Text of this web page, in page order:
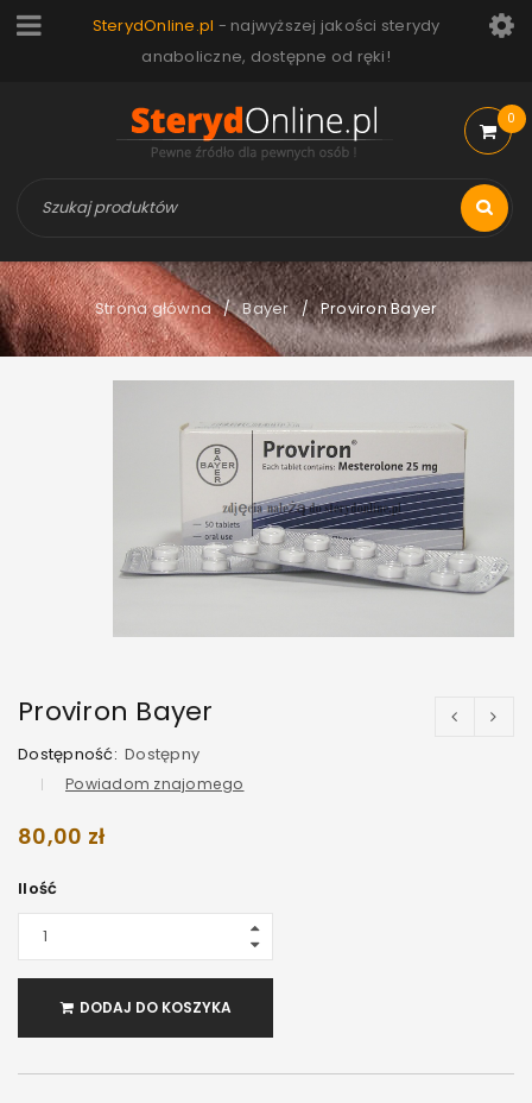
SterydOnline.pl - najwyższej jakości sterydy
anaboliczne, dostępne od ręki!
0
Strona główna / Bayer / Proviron Bayer
Proviron Bayer
Dostępność: Dostępny
Powiadom znajomego
80,00 zł
Ilość
DODAJ DO KOSZYKA